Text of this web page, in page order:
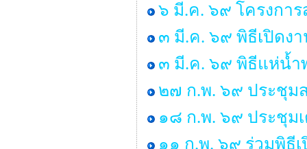
๖ มี.ค. ๖๙ โครงกา
๓ มี.ค. ๖๙ พิธีเปิดง
๓ มี.ค. ๖๙ พิธีแห่น้ำ
๒๗ ก.พ. ๖๙ ประชุม
๑๘ ก.พ. ๖๙ ประชุม
๑๑ ก.พ. ๖๙ ร่วมพิธี